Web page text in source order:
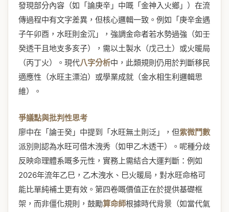
發現部分內容（如「論庚辛」中嘅「金神入火鄉」）在流
傳過程中有文字差異，但核心邏輯一致。例如「庚辛金遇
子午卯酉，水旺則金沉」，強調金命者若水勢過強（如壬
癸透干且地支多亥子），需以土製水（戊己土）或火暖局
（丙丁火）。現代八字分析中，此類規則仍用於判斷移民
適應性（水旺主漂泊）或學業成就（金水相生利邏輯思
維）。
爭議點與批判性思考
廖中在「論壬癸」中提到「水旺無土則泛」，但紫微鬥數
派別則認為水旺可借木洩秀（如甲乙木透干）。呢種分歧
反映命理體系嘅多元性，實務上需結合大運判斷：例如
2026年流年乙巳，乙木洩水、巳火暖局，對水旺命格可
能比單純補土更有效。第四卷嘅價值正在於提供基礎框
架，而非僵化規則，鼓勵算命師根據時代背景（如當代氣